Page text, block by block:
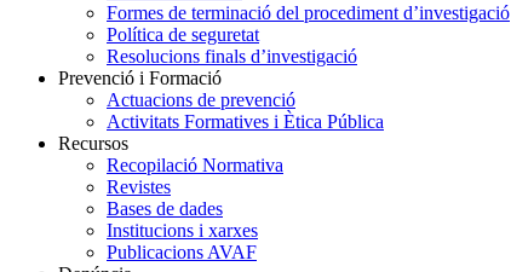
Formes de terminació del procediment d’investigació
Política de seguretat
Resolucions finals d’investigació
Prevenció i Formació
Actuacions de prevenció
Activitats Formatives i Ètica Pública
Recursos
Recopilació Normativa
Revistes
Bases de dades
Institucions i xarxes
Publicacions AVAF